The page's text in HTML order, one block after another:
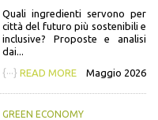
Quali ingredienti servono per
città del futuro più sostenibili e
inclusive? Proposte e analisi
dai...
{···} READ MORE Maggio 2026
GREEN ECONOMY